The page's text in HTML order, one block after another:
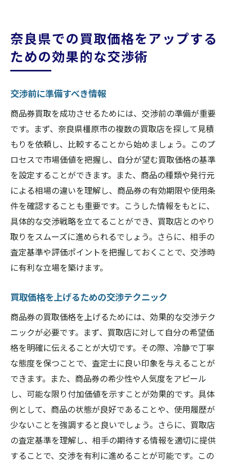
奈良県での買取価格をアップする
ための効果的な交渉術
交渉前に準備すべき情報
商品券買取を成功させるためには、交渉前の準備が重要
です。まず、奈良県橿原市の複数の買取店を探して見積
もりを依頼し、比較することから始めましょう。このプ
ロセスで市場価値を把握し、自分が望む買取価格の基準
を設定することができます。また、商品の種類や発行元
による相場の違いを理解し、商品券の有効期限や使用条
件を確認することも重要です。こうした情報をもとに、
具体的な交渉戦略を立てることができ、買取店とのやり
取りをスムーズに進められるでしょう。さらに、相手の
査定基準や評価ポイントを把握しておくことで、交渉時
に有利な立場を築けます。
買取価格を上げるための交渉テクニック
商品券の買取価格を上げるためには、効果的な交渉テク
ニックが必要です。まず、買取店に対して自分の希望価
格を明確に伝えることが大切です。その際、冷静で丁寧
な態度を保つことで、査定士に良い印象を与えることが
できます。また、商品券の希少性や人気度をアピール
し、可能な限り付加価値を示すことが効果的です。具体
例として、商品の状態が良好であることや、使用履歴が
少ないことを強調すると良いでしょう。さらに、買取店
の査定基準を理解し、相手の期待する情報を適切に提供
することで、交渉を有利に進めることが可能です。この